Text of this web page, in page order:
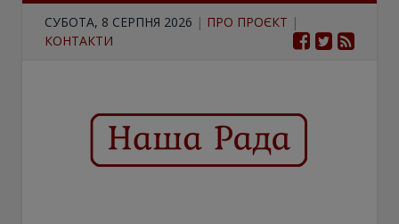
СУБОТА, 8 СЕРПНЯ 2026 | ПРО ПРОЄКТ |
КОНТАКТИ